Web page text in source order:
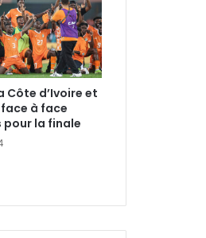
Côte d’Ivoire et
à face
la finale